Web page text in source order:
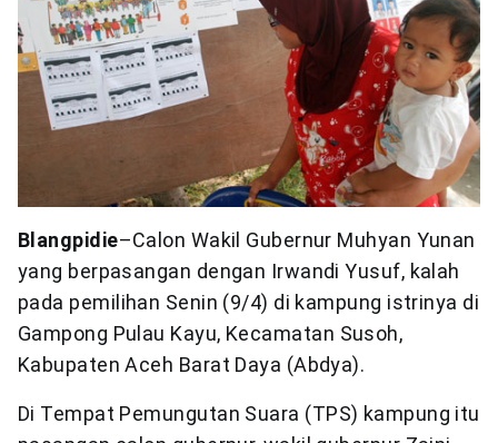
Blangpidie–Calon Wakil Gubernur Muhyan Yunan
yang berpasangan dengan Irwandi Yusuf, kalah
pada pemilihan Senin (9/4) di kampung istrinya di
Gampong Pulau Kayu, Kecamatan Susoh,
Kabupaten Aceh Barat Daya (Abdya).
Di Tempat Pemungutan Suara (TPS) kampung itu